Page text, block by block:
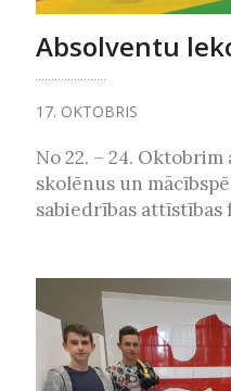
Absolventu
17. OKTOBRIS
No 22. – 24.
skolēnus un
sabiedrības attīstības